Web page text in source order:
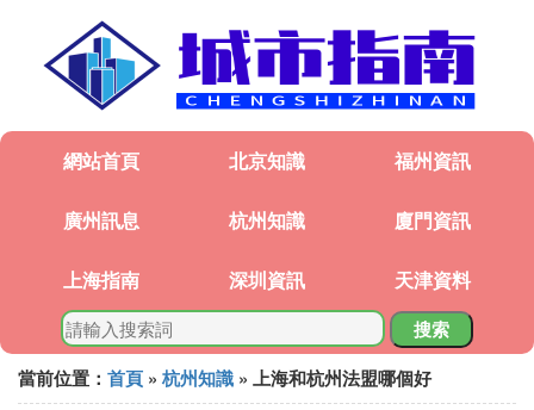
網站首頁 北京知識 福州資訊
廣州訊息 杭州知識 廈門資訊
上海指南 深圳資訊 天津資料
搜索
當前位置： 首頁 » 杭州知識 » 上海和杭州法盟哪個好